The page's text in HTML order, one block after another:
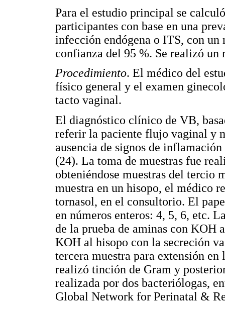
Para el estudio principal se
participantes con base en una
infección endógena o ITS, con
confianza del 95 %. Se realizó un
Procedimiento. El médico del
físico general y el examen
tacto vaginal.
El diagnóstico clínico de VB,
referir la paciente flujo vaginal y
ausencia de signos de
(24). La toma de muestras fue
obteniéndose muestras del tercio
muestra en un hisopo, el médico
tornasol, en el consultorio. El
en números enteros: 4, 5, 6, etc.
de la prueba de aminas con KOH
KOH al hisopo con la secreción
tercera muestra para extensión
realizó tinción de Gram y
realizada por dos bacteriólogas,
Global Network for Perinatal &